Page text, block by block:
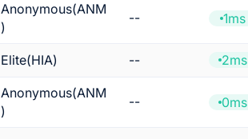
Anonymous(ANM
)
-- 1ms
Elite(HIA) -- 2ms
Anonymous(ANM
)
-- 0ms